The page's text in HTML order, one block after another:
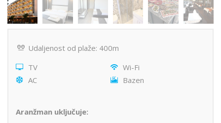
Udaljenost od plaže: 400m
TV
Wi-Fi
AC
Bazen
Aranžman uključuje: